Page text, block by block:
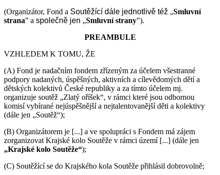
(Organizátor, Fond a Soutěžící dále jednotlivě též „Smluvní
strana” a společně jen „Smluvní strany”).
PREAMBULE
VZHLEDEM K TOMU, ŽE
(A) Fond je nadačním fondem zřízeným za účelem všestranné
podpory nadaných, úspěšných, aktivních a cílevědomých dětí a
dětských kolektivů České republiky a za tímto účelem mj.
organizuje soutěž „Zlatý oříšek“, v rámci které jsou odbornou
komisí vybírané nejúspěšnější a nejtalentovanější děti a kolektivy
(dále jen „Soutěž“);
(B) Organizátorem je [...] a ve spolupráci s Fondem má zájem
zorganizovat Krajské kolo Soutěže v rámci území [...] (dále jen
„Krajské kolo Soutěže“);
(C) Soutěžící se do Krajského kola Soutěže přihlásil dobrovolně;